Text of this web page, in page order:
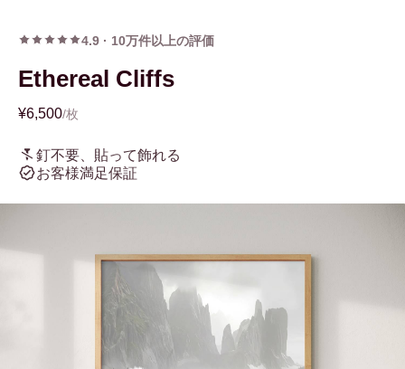
4.9 · 10万件以上の評価
Ethereal Cliffs
¥6,500/枚
釘不要、貼って飾れる
お客様満足保証